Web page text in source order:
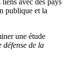
avec des pays
publique et la
une étude
défense de la